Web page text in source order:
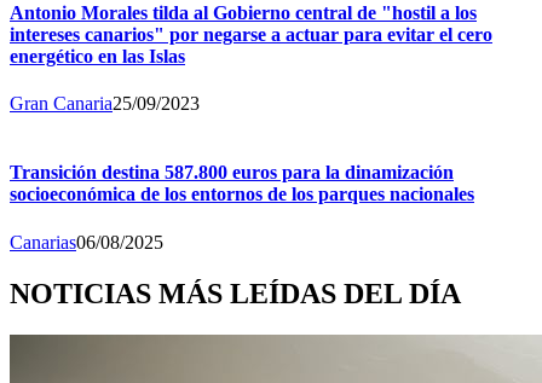
Antonio Morales tilda al Gobierno central de "hostil a los
intereses canarios" por negarse a actuar para evitar el cero
energético en las Islas
Gran Canaria25/09/2023
Transición destina 587.800 euros para la dinamización
socioeconómica de los entornos de los parques nacionales
Canarias06/08/2025
NOTICIAS MÁS LEÍDAS DEL DÍA